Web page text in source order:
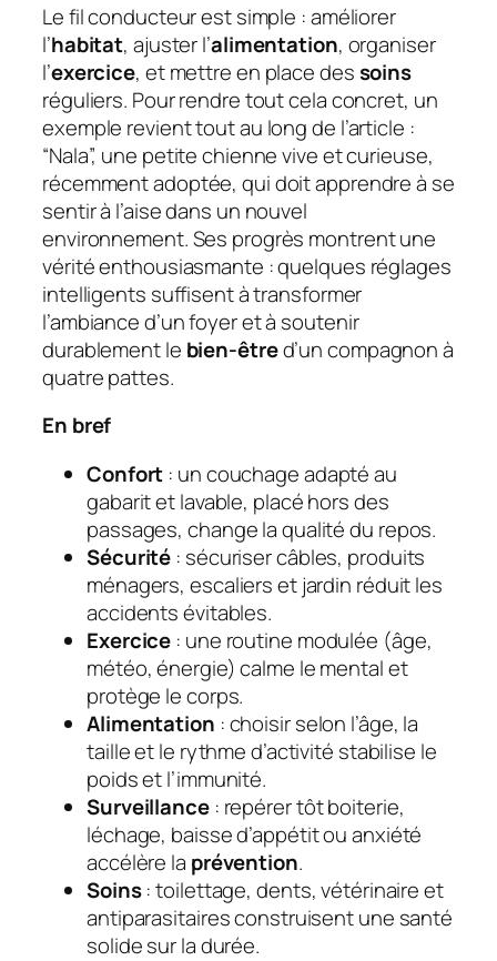
Le fil conducteur est simple : améliorer
l’habitat, ajuster l’alimentation, organiser
l’exercice, et mettre en place dessoins
réguliers. Pour rendre tout cela concret, un
exemple revient tout au long de l’article :
“Nala”, une petite chienne vive et curieuse,
récemment adoptée, qui doit apprendre à se
sentir à l’aise dans un nouvel
environnement. Ses progrès montrent une
vérité enthousiasmante : quelques réglages
intelligents suffisent à transformer
l’ambiance d’un foyer et à soutenir
durablement le bien-êtred’un compagnon à
quatre pattes.
En bref
Confort : un couchage adapté au
gabarit et lavable, placé hors des
passages, change la qualité du repos.
Sécurité : sécuriser câbles, produits
ménagers, escaliers et jardin réduit les
accidents évitables.
Exercice : une routine modulée (âge,
météo, énergie) calme le mental et
protège le corps.
Alimentation : choisir selon l’âge, la
taille et le rythme d’activité stabilise le
poids et l’immunité.
Surveillance: repérer tôt boiterie,
léchage, baisse d’appétit ou anxiété
accélère la prévention.
Soins: toilettage, dents, vétérinaire et
antiparasitaires construisent une santé
solide sur la durée.